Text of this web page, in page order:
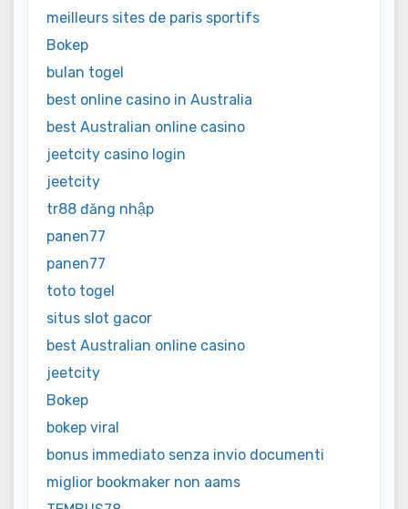
meilleurs sites de paris sportifs
Bokep
bulan togel
best online casino in Australia
best Australian online casino
jeetcity casino login
jeetcity
tr88 đăng nhập
panen77
panen77
toto togel
situs slot gacor
best Australian online casino
jeetcity
Bokep
bokep viral
bonus immediato senza invio documenti
miglior bookmaker non aams